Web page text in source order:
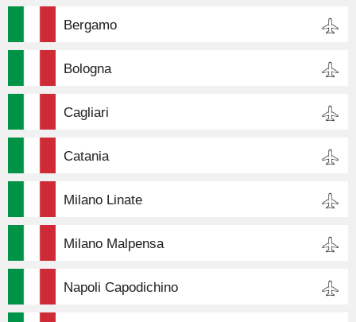
Bergamo
Bologna
Cagliari
Catania
Milano Linate
Milano Malpensa
Napoli Capodichino